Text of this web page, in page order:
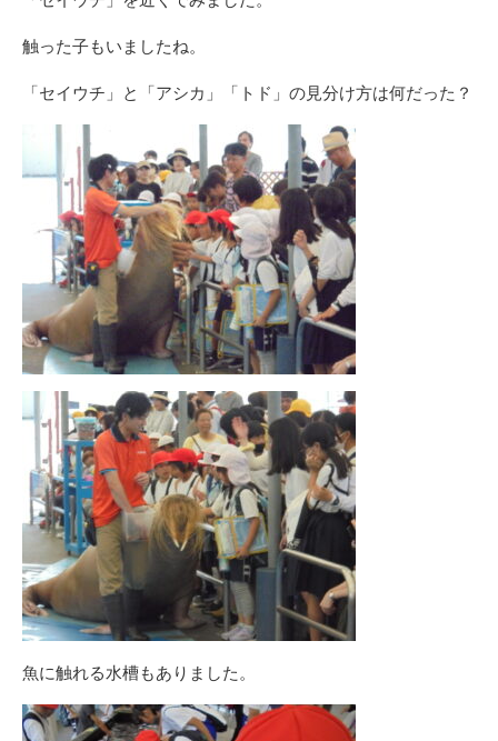
触った子もいましたね。
「セイウチ」と「アシカ」「トド」の見分け方は何だった？
魚に触れる水槽もありました。